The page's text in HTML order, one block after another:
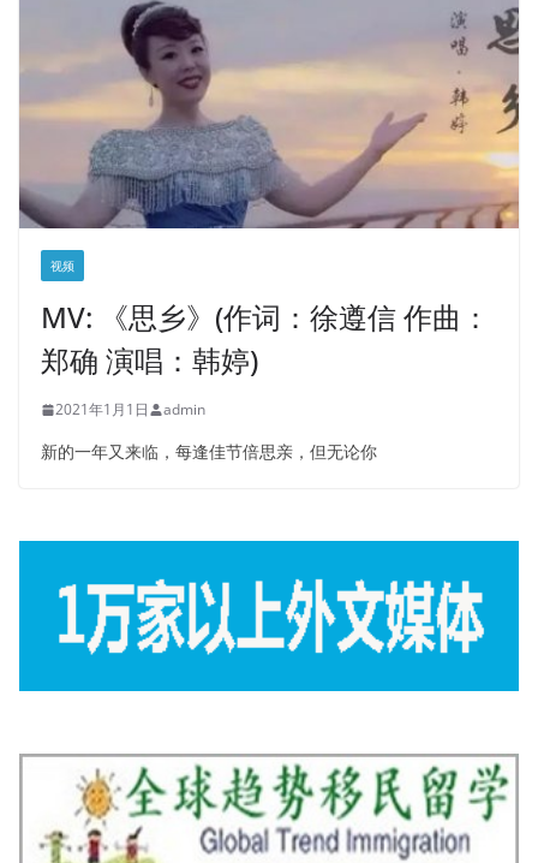
视频
MV: 《思乡》(作词：徐遵信 作曲：
郑确 演唱：韩婷)
2021年1月1日 admin
新的一年又来临，每逢佳节倍思亲，但无论你